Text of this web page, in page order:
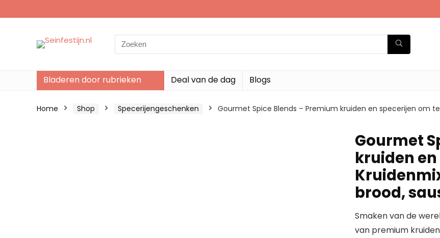
Search
for:
Bladeren door rubrieken Deal van de dag Blogs
Home Shop Specerijengeschenken Gourmet Spice Blends – Premium kruiden en specerijen om
Gourmet
kruiden
brood,
Smaken van de
van premium